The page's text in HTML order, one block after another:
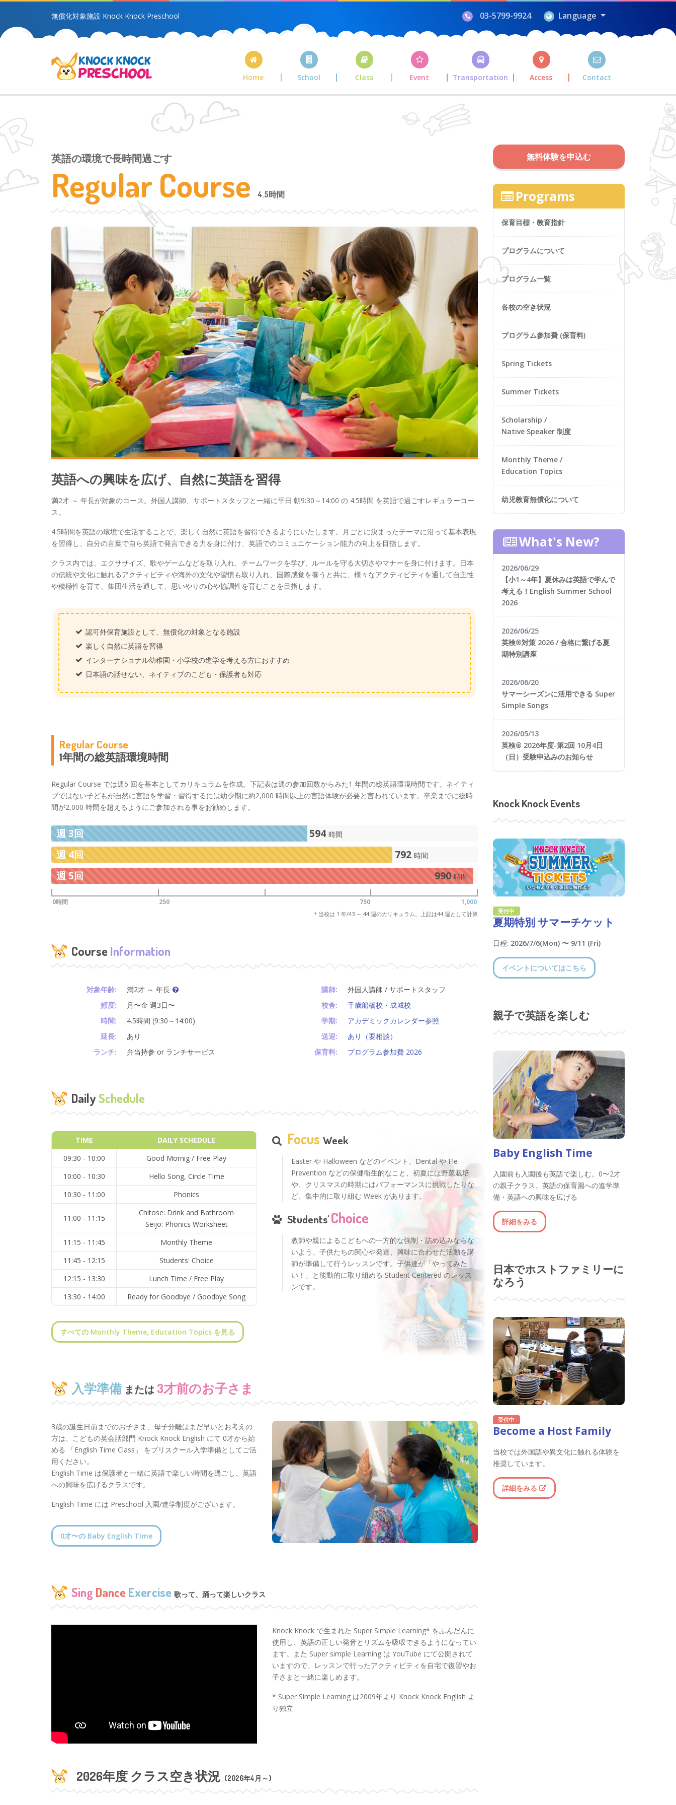
無償化対象施設 Knock Knock Preschool 03-5799-9924 Language
Home School Class Event Transportation Access Contact
英語の環境で長時間過ごす
Regular Course 4.5時間
英語への興味を広げ、自然に英語を習得
満2才 ～ 年長が対象のコース。外国人講師、サポートスタッフと一緒に平日 朝9:30～14:00 の 4.5時間 を英語で過ごすレギュラーコー
ス。
4.5時間を英語の環境で生活することで、楽しく自然に英語を習得できるようにいたします。月ごとに決まったテーマに沿って基本表現
を習得し、自分の言葉で自ら英語で発言できる力を身に付け、英語でのコミュニケーション能力の向上を目指します。
クラス内では、エクササイズ、歌やゲームなどを取り入れ、チームワークを学び、ルールを守る大切さやマナーを身に付けます。日本
の伝統や文化に触れるアクティビティや海外の文化や習慣も取り入れ、国際感覚を養うと共に、様々なアクティビティを通して自主性
や積極性を育て、集団生活を通して、思いやりの心や協調性を育むことを目指します。
認可外保育施設として、無償化の対象となる施設
楽しく自然に英語を習得
インターナショナル幼稚園・小学校の進学を考える方におすすめ
日本語の話せない、ネイティブのこども・保護者も対応
Regular Course
1年間の総英語環境時間
Regular Course では週5 回を基本としてカリキュラムを作成。下記表は週の参加回数からみた1 年間の総英語環境時間です。ネイティ
ブではない子どもが自然に言語を学習・習得するには幼少期に約2,000 時間以上の言語体験が必要と言われています。卒業までに総時
間が2,000 時間を超えるようにご参加される事をお勧めします。
週 3回 594 時間
週 4回 792 時間
週 5回 990 時間
0時間 250 1,000
750
＊当校は 1 年/43 ～ 44 週のカリキュラム。上記は44 週として計算
Course Information
対象年齢:
満2才 ～ 年長
頻度:
月〜金 週3日〜
時間:
4.5時間 (9:30～14:00)
延長:
あり
ランチ:
弁当持参 or ランチサービス
講師:
外国人講師 / サポートスタッフ
校舎:
千歳船橋校 ・ 成城校
学期:
アカデミックカレンダー参照
送迎:
あり（要相談）
保育料:
プログラム参加費 2026
DailySchedule
TIME
DAILY SCHEDULE
09:30 - 10:00
Good Mornig / Free Play
10:00 - 10:30
Hello Song, Circle Time
10:30 - 11:00
Phonics
11:00 - 11:15
Chitose: Drink and Bathroom
Seijo: Phonics Worksheet
11:15 - 11:45
Monthly Theme
11:45 - 12:15
Students' Choice
12:15 - 13:30
Lunch Time / Free Play
13:30 - 14:00
Ready for Goodbye / Goodbye Song
すべての Monthly Theme, Education Topics を見る
Focus Week
Easter や Halloween などのイベント、Dental や Fle
Prevention などの保健衛生的なこと、初夏には野菜栽培
や、クリスマスの時期にはパフォーマンスに挑戦したりな
ど、集中的に取り組む Week があります。
Students'Choice
教師や親によるこどもへの一方的な強制・詰め込みならな
いよう、子供たちの関心や発達、興味に合わせた活動を講
師が準備して行うレッスンです。子供達が「やってみた
い！」と能動的に取り組める Student Centered のレッス
ンです。
入学準備 または 3才前のお子さま
3歳の誕生日前までのお子さま、母子分離はまだ早いとお考えの
方は、こどもの英会話部門 Knock Knock English にて 0才から始
める 「English Time Class」 をプリスクール入学準備としてご活
用ください。
English Time は保護者と一緒に英語で楽しい時間を過ごし、英語
への興味を広げるクラスです。
English Time には Preschool 入園/進学制度がございます。
0才〜の Baby English Time
Sing Dance Exercise 歌って、踊って楽しいクラス
Knock Knock で生まれた Super Simple Learning* をふんだんに
使用し、英語の正しい発音とリズムを吸収できるようになってい
ます。また Super simple Learning は YouTube にて公開されて
いますので、レッスンで行ったアクティビティを自宅で復習やお
子さまと一緒に楽しめます。
* Super Simple Learning は2009年より Knock Knock English よ
り独立
2026年度 クラス空き状況 (2026年4月～)
無料体験を申込む
Programs
保育目標・教育指針
プログラムについて
プログラム一覧
各校の空き状況
プログラム参加費 (保育料)
Spring Tickets
Summer Tickets
Scholarship /
Native Speaker 制度
Monthly Theme /
Education Topics
幼児教育無償化について
What's New?
2026/06/29
【小1～4年】夏休みは英語で学んで
考える！English Summer School
2026
2026/06/25
英検®対策 2026 / 合格に繋げる夏
期特別講座
2026/06/20
サマーシーズンに活用できる Super
Simple Songs
2026/05/13
英検® 2026年度-第2回 10月4日
（日）受験申込みのお知らせ
Knock Knock Events
受付中
夏期特別 サマーチケット
日程: 2026/7/6(Mon) 〜 9/11 (Fri)
イベントについてはこちら
親子で英語を楽しむ
Baby English Time
入園前も入園後も英語で楽しむ。0〜2才
の親子クラス。英語の保育園への進学準
備・英語への興味を広げる
詳細をみる
日本でホストファミリーに
なろう
受付中
Become a Host Family
当校では外国語や異文化に触れる体験を
推奨しています。
詳細をみる